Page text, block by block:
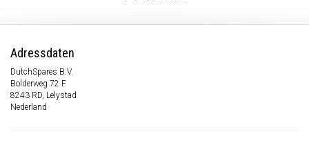
Adressdaten
DutchSpares B.V.
Bolderweg 72 F
8243 RD, Lelystad
Nederland